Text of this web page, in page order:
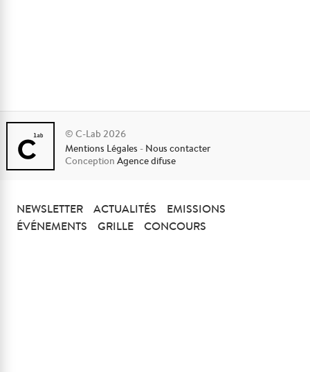
© C-Lab 2026
Mentions Légales - Nous contacter
ConceptionAgence difuse
NEWSLETTER ACTUALITÉS
EMISSIONS
ÉVÉNEMENTS
GRILLE CONCOURS